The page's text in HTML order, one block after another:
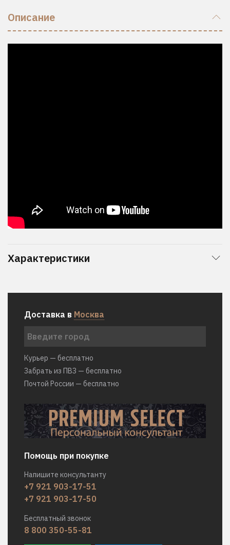
Описание
Характеристики
Доставка в Москва
Курьер — бесплатно
Забрать из ПВЗ — бесплатно
Почтой России — бесплатно
Помощь при покупке
Напишите консультанту
+7 921 903-17-51
+7 921 903-17-50
Бесплатный звонок
8 800 350-55-81